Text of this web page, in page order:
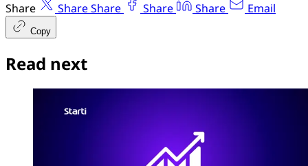
Share ShareShare Share Share Email
Copy
Read next